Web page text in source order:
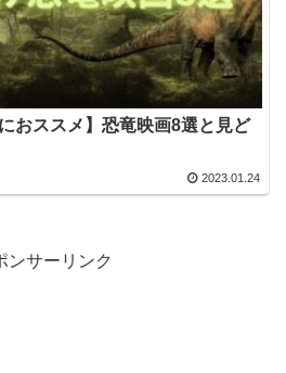
おススメ】恐竜映画8選と見ど
2023.01.24
ンサーリンク